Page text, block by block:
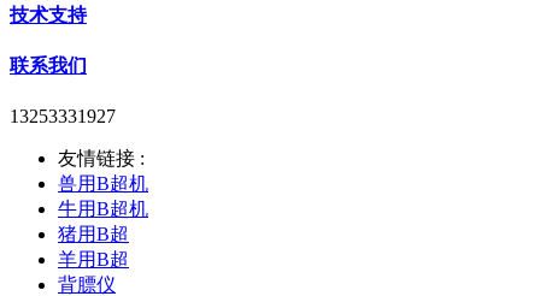
技术支持
联系我们
13253331927
友情链接 :
兽用B超机
牛用B超机
猪用B超
羊用B超
背膘仪